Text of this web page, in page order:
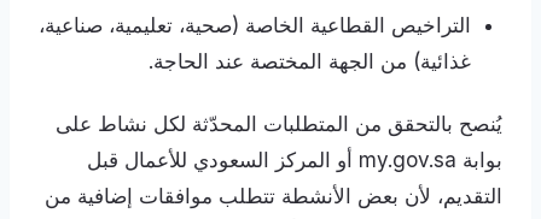
التراخيص القطاعية الخاصة (صحية، تعليمية، صناعية،
غذائية) من الجهة المختصة عند الحاجة.
يُنصح بالتحقق من المتطلبات المحدّثة لكل نشاط على
بوابة my.gov.sa أو المركز السعودي للأعمال قبل
التقديم، لأن بعض الأنشطة تتطلب موافقات إضافية من